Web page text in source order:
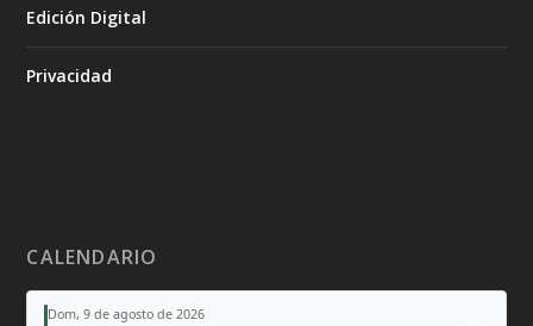
Edición Digital
Privacidad
CALENDARIO
Dom, 9 de agosto de 2026